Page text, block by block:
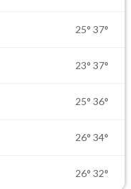
25° 37°
23° 37°
25° 36°
26° 34°
26° 32°